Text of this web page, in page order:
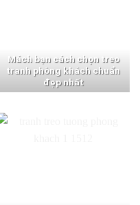
Mách bạn cách chọn treo
tranh phòng khách chuẩn
đẹp nhất